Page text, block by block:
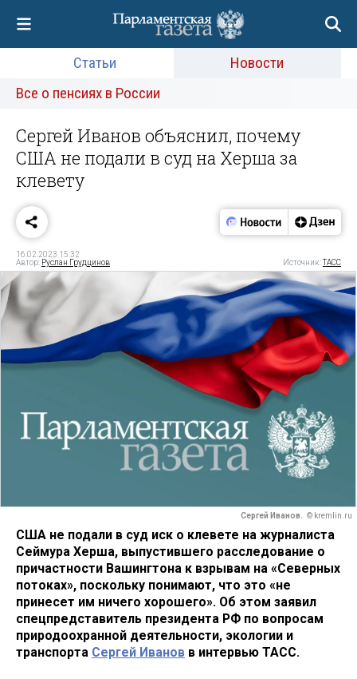
Статьи
Новости
Все о пенсиях в России
Сергей Иванов объяснил, почему
США не подали в суд на Херша за
клевету
16.02.2023 15:32
Автор: Руслан Грудцинов Источник:ТАСС
Сергей Иванов. © kremlin.ru
США не подали в суд иск о клевете на журналиста
Сеймура Херша, выпустившего расследование о
причастности Вашингтона к взрывам на «Северных
потоках», поскольку понимают, что это «не
принесет им ничего хорошего». Об этом заявил
спецпредставитель президента РФ по вопросам
природоохранной деятельности, экологии и
транспорта Сергей Иванов в интервью ТАСС.